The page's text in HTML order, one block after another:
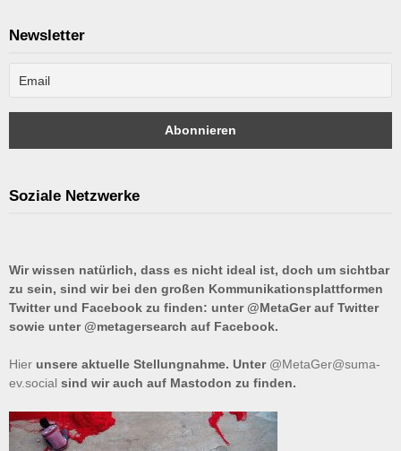
Newsletter
Soziale Netzwerke
Wir wissen natürlich, dass es nicht ideal ist, doch um sichtbar
zu sein, sind wir bei den großen Kommunikationsplattformen
Twitter und Facebook zu finden: unter @MetaGer auf Twitter
sowie unter @metagersearch auf Facebook.
Hier unsere aktuelle Stellungnahme. Unter @MetaGer@suma-
ev.social sind wir auch auf Mastodon zu finden.